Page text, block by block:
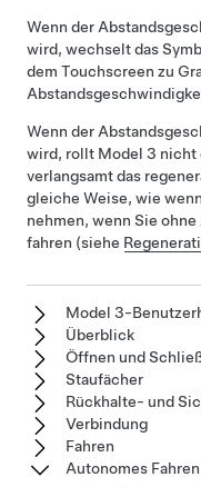
Wenn der
wird, wechselt das
dem Touchscreen zu
Wenn der
wird, rollt Model 3 nicht
verlangsamt das
gleiche Weise, wie
nehmen, wenn Sie ohne
fahren (siehe
Model 3-
Überblick
Öffnen und
Staufächer
Rückhalte- und
Verbindung
Fahren
Autonomes